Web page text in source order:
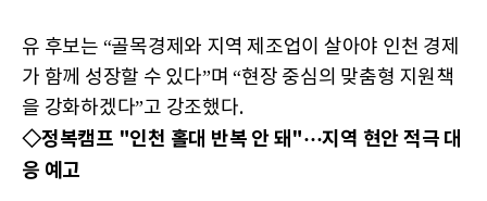
유 후보는 “골목경제와 지역 제조업이 살아야 인천 경제
가 함께 성장할 수 있다”며 “현장 중심의 맞춤형 지원책
을 강화하겠다”고 강조했다.
◇정복캠프 "인천 홀대 반복 안 돼"···지역 현안 적극 대
응 예고